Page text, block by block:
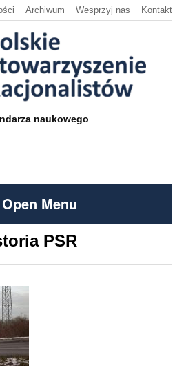
Archiwum Wesprzyj nas Kontakt
naukowego
Open Menu
PSR